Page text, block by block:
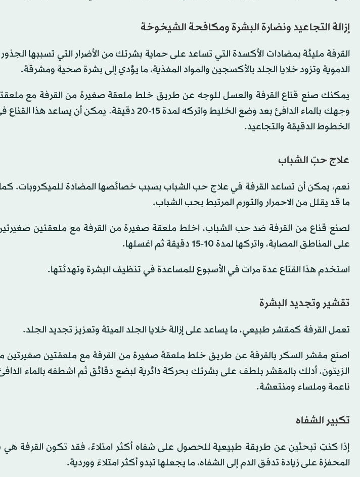
إزالة التجاعيد ونضارة البشرة ومكافحة الشيخوخة
القرفة مليئة بمضادات الأكسدة التي تساعد على حماية بشرتك من الأضرار التي تسببها
الدموية وتزود خلايا الجلد بالأكسجين والمواد المغذية، ما يؤدي إلى بشرة صحية ومشرقة.
يمكنك صنع قناع القرفة والعسل للوجه عن طريق خلط ملعقة صغيرة من القرفة مع
وجهك بالماء الدافئ بعد وضع الخليط واتركه لمدة 15-20
الخطوط الدقيقة والتجاعيد.
علاج حبّ الشباب
نعم، يمكن أن تساعد القرفة في علاج حب الشباب بسبب خصائصها المضادة للميكروبات. كما أن
ما قد يقلل من الاحمرار والتورم المرتبط بحب الشباب.
لصنع قناع من القرفة ضد حب الشباب، اخلط ملعقة صغيرة من القرفة مع ملعقتين
على المناطق المصابة، واتركها لمدة 10-15 دقيقة ثم اغسلها.
استخدم هذا القناع عدة مرات في الأسبوع للمساعدة في تنظيف البشرة وتهدئتها.
تقشير وتجديد البشرة
تعمل القرفة كمقشر طبيعي، ما يساعد على إزالة خلايا الجلد الميتة وتعزيز تجديد الجلد.
اصنع مقشر السكر بالقرفة عن طريق خلط ملعقة صغيرة من القرفة مع ملعقتين صغيرتين
الزيتون. أدلك بالمقشر بلطف على بشرتك بحركة دائرية لبضع دقائق ثم اشطفه بالماء
ناعمة وملساء ومنتعشة.
تكبير الشفاه
إذا كنتِ تبحثين عن طريقة طبيعية للحصول على شفاه أكثر امتلاءً، فقد تكون القرفة
المحفزة على زيادة تدفق الدم إلى الشفاه، ما يجعلها تبدو أكثر امتلاءً ووردية.